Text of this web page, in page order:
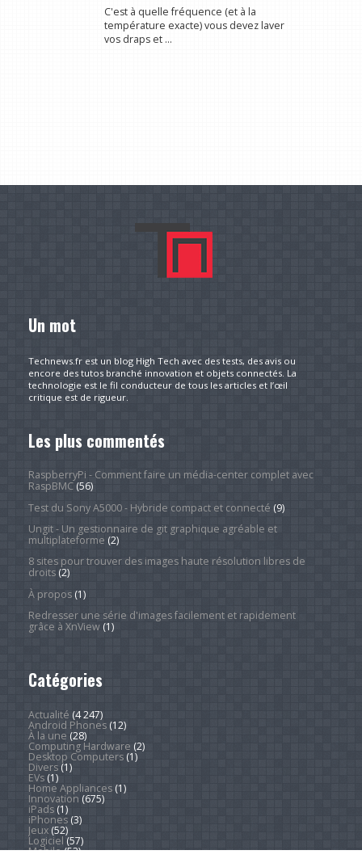
C'est à quelle fréquence (et à la
température exacte) vous devez laver
vos draps et ...
Un mot
Technews.fr est un blog High Tech avec des tests, des avis ou
encore des tutos branché innovation et objets connectés. La
technologie est le fil conducteur de tous les articles et l’œil
critique est de rigueur.
Les plus commentés
RaspberryPi - Comment faire un média-center complet avec
RaspBMC(56)
Test du Sony A5000 - Hybride compact et connecté (9)
Ungit - Un gestionnaire de git graphique agréable et
multiplateforme (2)
8 sites pour trouver des images haute résolution libres de
droits(2)
À propos(1)
Redresser une série d'images facilement et rapidement
grâce à XnView(1)
Catégories
Actualité (4 247)
Android Phones(12)
À la une (28)
Computing Hardware (2)
Desktop Computers(1)
Divers(1)
EVs(1)
Home Appliances(1)
Innovation (675)
iPads(1)
iPhones(3)
Jeux(52)
Logiciel (57)
Mobile(53)